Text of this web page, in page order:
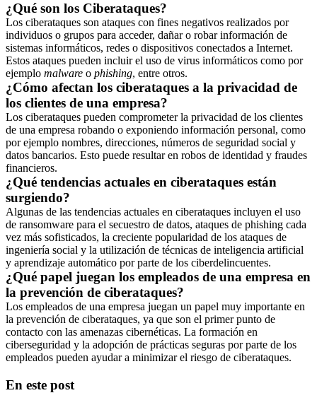
¿Qué son los Ciberataques?
Los ciberataques son ataques con fines negativos realizados por
individuos o grupos para acceder, dañar o robar información de
sistemas informáticos, redes o dispositivos conectados a Internet.
Estos ataques pueden incluir el uso de virus informáticos como por
ejemplo malware o phishing, entre otros.
¿Cómo afectan los ciberataques a la privacidad de
los clientes de una empresa?
Los ciberataques pueden comprometer la privacidad de los clientes
de una empresa robando o exponiendo información personal, como
por ejemplo nombres, direcciones, números de seguridad social y
datos bancarios. Esto puede resultar en robos de identidad y fraudes
financieros.
¿Qué tendencias actuales en ciberataques están
surgiendo?
Algunas de las tendencias actuales en ciberataques incluyen el uso
de ransomware para el secuestro de datos, ataques de phishing cada
vez más sofisticados, la creciente popularidad de los ataques de
ingeniería social y la utilización de técnicas de inteligencia artificial
y aprendizaje automático por parte de los ciberdelincuentes.
¿Qué papel juegan los empleados de una empresa en
la prevención de ciberataques?
Los empleados de una empresa juegan un papel muy importante en
la prevención de ciberataques, ya que son el primer punto de
contacto con las amenazas cibernéticas. La formación en
ciberseguridad y la adopción de prácticas seguras por parte de los
empleados pueden ayudar a minimizar el riesgo de ciberataques.
En este post